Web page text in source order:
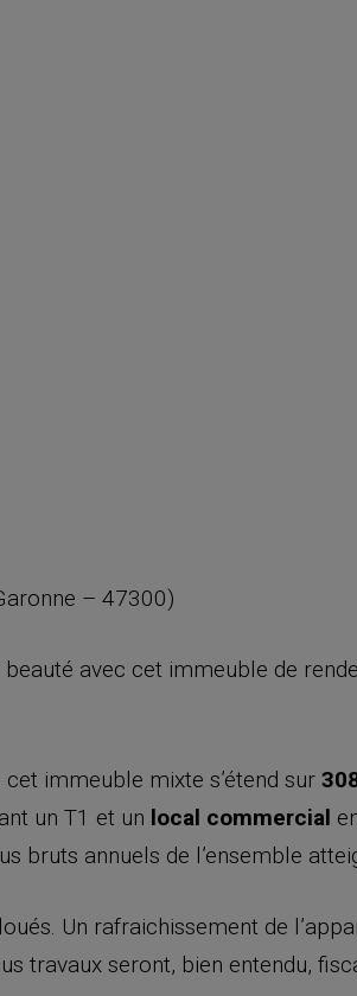
– 47300)
avec cet immeuble de
immeuble mixte s’étend sur
un T1 et un local commercial
bruts annuels de l’ensemble
Un rafraichissement de
travaux seront, bien entendu,